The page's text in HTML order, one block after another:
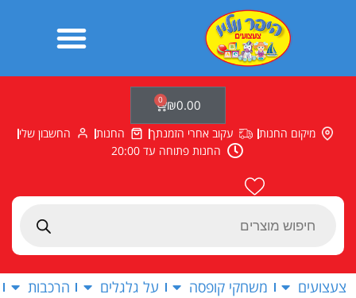
Products
₪0.00
0
עגלת
קניות
מיקום החנות עקוב אחרי הזמנתך החנות
החשבון שלי
החנות פתוחה עד 20:00
צעצועים משחקי קופסה על גלגלים
הרכבות